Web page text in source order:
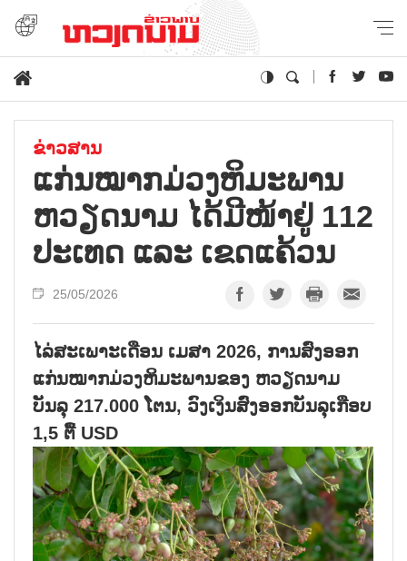
ຂ່າວສານ
ແກ່ນໝາກມ່ວງຫິມະພານ
ຫວຽດນາມ ໄດ້ມີໜ້າຢູ່ 112
ປະເທດ ແລະ ເຂດແຄ້ວນ
25/05/2026
ໄລ່ສະເພາະເດືອນ ເມສາ 2026, ການສົ່ງອອກ
ແກ່ນໝາກມ່ວງຫິມະພານຂອງ ຫວຽດນາມ
ບັນລຸ 217.000 ໂຕນ, ວົງເງິນສົ່ງອອກບັນລຸເກືອບ
1,5 ຕື້ USD